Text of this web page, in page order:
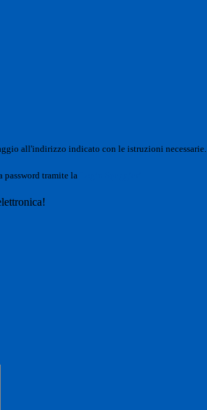
all'indirizzo indicato con le istruzioni necessarie.
password tramite la